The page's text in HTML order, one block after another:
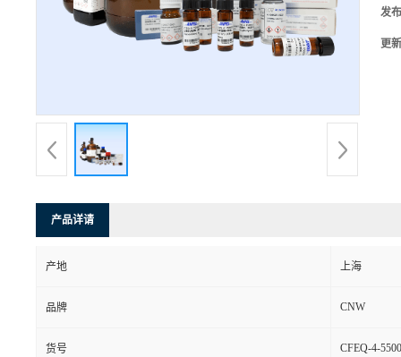
发
更
产品详请
产地 上海
品牌 CNW
货号 CFEQ-4-